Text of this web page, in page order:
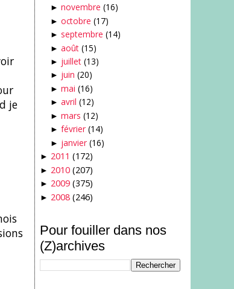
je
► novembre (16)
► octobre (17)
► septembre (14)
► août (15)
► juillet (13)
► juin (20)
► mai (16)
► avril (12)
► mars (12)
► février (14)
► janvier (16)
► 2011 (172)
► 2010 (207)
► 2009 (375)
► 2008 (246)
Pour fouiller dans nos
(Z)archives